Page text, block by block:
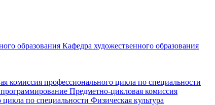
образования Кафедра художественного образования
комиссия профессионального цикла по специальности
Предметно-цикловая комиссия
по специальности Физическая культура